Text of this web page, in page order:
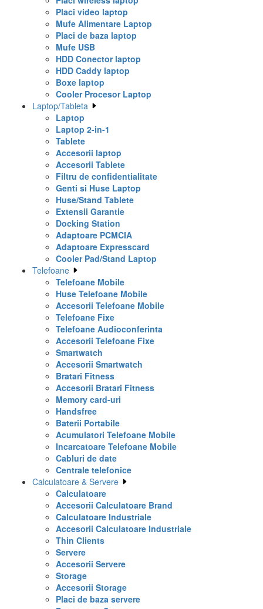
Placi video laptop
Mufe Alimentare Laptop
Placi de baza laptop
Mufe USB
HDD Conector laptop
HDD Caddy laptop
Boxe laptop
Cooler Procesor Laptop
Laptop/Tableta
Laptop
Laptop 2-in-1
Tablete
Accesorii laptop
Accesorii Tablete
Filtru de confidentialitate
Genti si Huse Laptop
Huse/Stand Tablete
Extensii Garantie
Docking Station
Adaptoare PCMCIA
Adaptoare Expresscard
Cooler Pad/Stand Laptop
Telefoane
Telefoane Mobile
Huse Telefoane Mobile
Accesorii Telefoane Mobile
Telefoane Fixe
Telefoane Audioconferinta
Accesorii Telefoane Fixe
Smartwatch
Accesorii Smartwatch
Bratari Fitness
Accesorii Bratari Fitness
Memory card-uri
Handsfree
Baterii Portabile
Acumulatori Telefoane Mobile
Incarcatoare Telefoane Mobile
Cabluri de date
Centrale telefonice
Calculatoare & Servere
Calculatoare
Accesorii Calculatoare Brand
Calculatoare Industriale
Accesorii Calculatoare Industriale
Thin Clients
Servere
Accesorii Servere
Storage
Accesorii Storage
Placi de baza servere